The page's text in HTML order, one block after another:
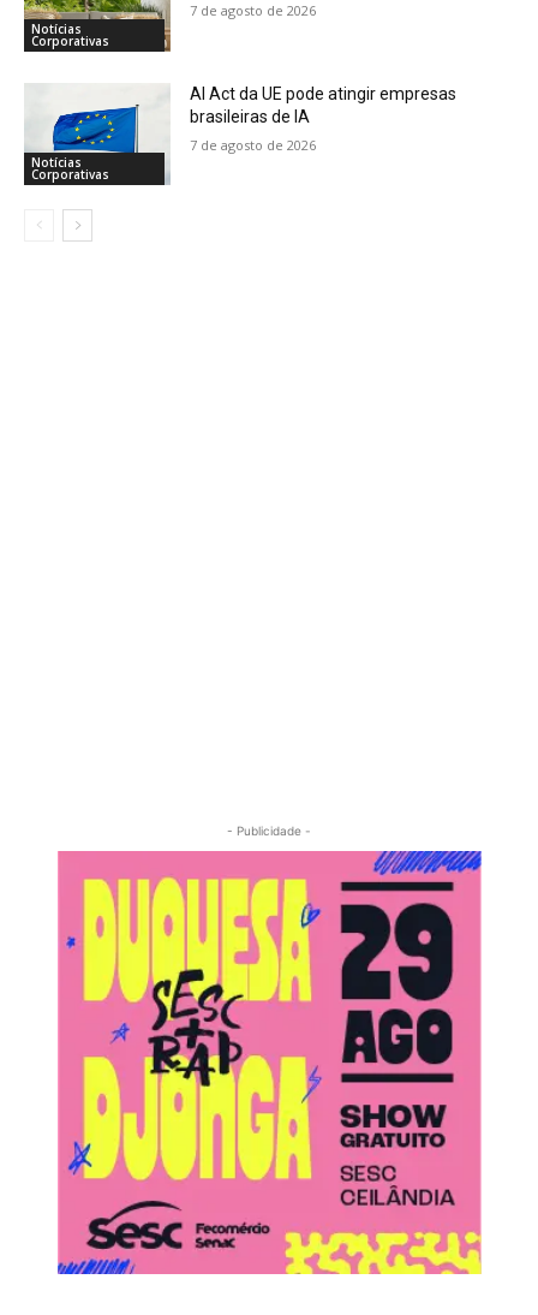
Notícias
Corporativas
7 de agosto de 2026
Notícias
Corporativas
AI Act da UE pode atingir empresas
brasileiras de IA
7 de agosto de 2026
- Publicidade -